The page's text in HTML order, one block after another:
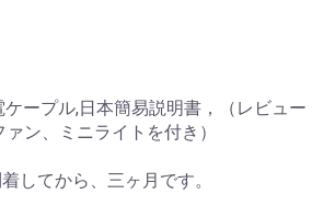
ケープル,日本簡易説明書，（レビュー
ン、ミニライトを付き）
してから、三ヶ月です。